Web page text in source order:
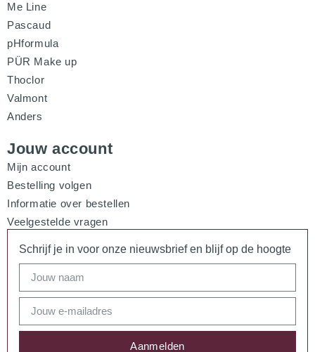
Me Line
Pascaud
pHformula
PÜR Make up
Thoclor
Valmont
Anders
Jouw account
Mijn account
Bestelling volgen
Informatie over bestellen
Veelgestelde vragen
Schrijf je in voor onze nieuwsbrief en blijf op de hoogte
Aanmelden